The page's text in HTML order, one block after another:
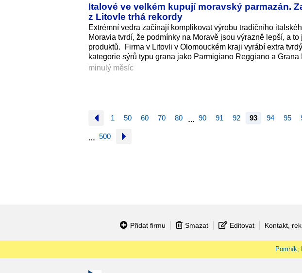
Italové ve velkém kupují moravský parmazán.
z Litovle trhá rekordy
Extrémní vedra začínají komplikovat výrobu tradičního
Moravia tvrdí, že podmínky na Moravě jsou výrazně lepší, a
produktů. Firma v Litovli v Olomouckém kraji vyrábí extra
kategorie sýrů typu grana jako Parmigiano Reggiano a Grana
minulý měsíc
1 50 60 70 80 … 90 91 92 93 94 95
… 500
Přidat firmu Smazat Editovat Kontakt,
Pomník,